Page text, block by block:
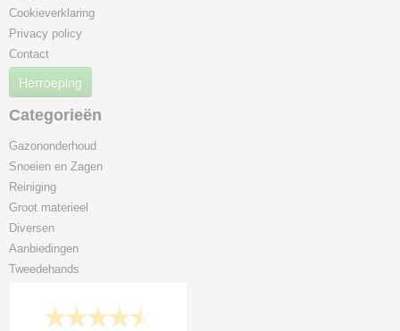
Cookieverklaring
Privacy policy
Contact
Herroeping
Categorieën
Gazononderhoud
Snoeien en Zagen
Reiniging
Groot materieel
Diversen
Aanbiedingen
Tweedehands